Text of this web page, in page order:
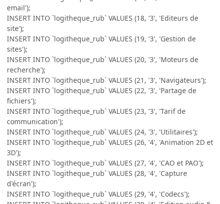
email');
INSERT INTO `logitheque_rub` VALUES (18, '3', 'Editeurs de
site');
INSERT INTO `logitheque_rub` VALUES (19, '3', 'Gestion de
sites');
INSERT INTO `logitheque_rub` VALUES (20, '3', 'Moteurs de
recherche');
INSERT INTO `logitheque_rub` VALUES (21, '3', 'Navigateurs');
INSERT INTO `logitheque_rub` VALUES (22, '3', 'Partage de
fichiers');
INSERT INTO `logitheque_rub` VALUES (23, '3', 'Tarif de
communication');
INSERT INTO `logitheque_rub` VALUES (24, '3', 'Utilitaires');
INSERT INTO `logitheque_rub` VALUES (26, '4', 'Animation 2D et
3D');
INSERT INTO `logitheque_rub` VALUES (27, '4', 'CAO et PAO');
INSERT INTO `logitheque_rub` VALUES (28, '4', 'Capture
d'écran');
INSERT INTO `logitheque_rub` VALUES (29, '4', 'Codecs');